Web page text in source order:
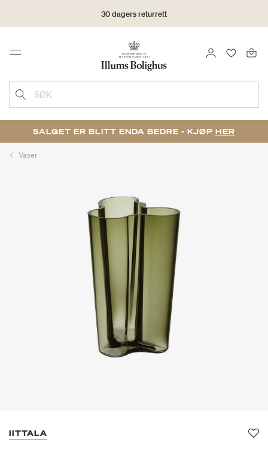
30 dagers returrett
Menu LOGG INN
SØK
SALGET ER BLITT ENDA BEDRE - KJØP HER
Vaser
IITTALA